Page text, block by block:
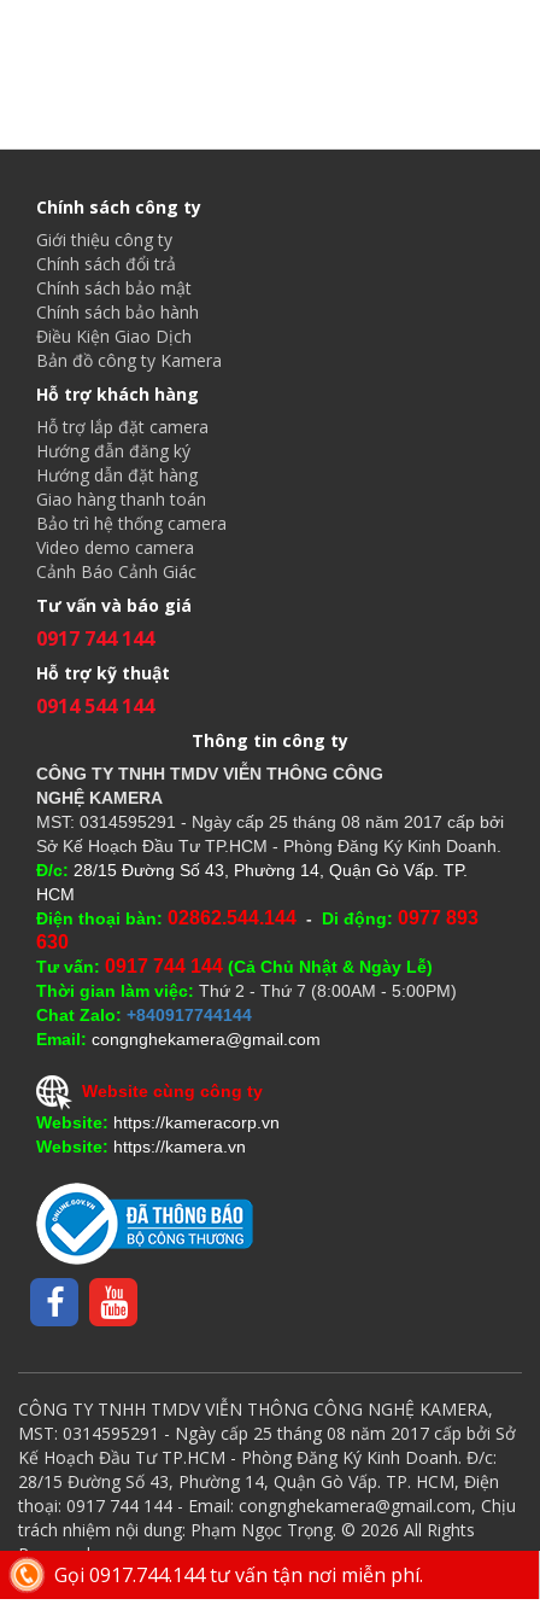
Gọi 0917.744.144 tư vấn tận nơi miễn phí.
Chính sách công ty
Giới thiệu công ty
Chính sách đổi trả
Chính sách bảo mật
Chính sách bảo hành
Điều Kiện Giao Dịch
Bản đồ công ty Kamera
Hỗ trợ khách hàng
Hỗ trợ lắp đặt camera
Hướng đẫn đăng ký
Hướng dẫn đặt hàng
Giao hàng thanh toán
Bảo trì hệ thống camera
Video demo camera
Cảnh Báo Cảnh Giác
Tư vấn và báo giá
0917 744 144
Hỗ trợ kỹ thuật
0914 544 144
Thông tin công ty
CÔNG TY TNHH TMDV VIỄN THÔNG CÔNG
NGHỆ KAMERA
MST: 0314595291 - Ngày cấp 25 tháng 08 năm 2017 cấp bởi
Sở Kế Hoạch Đầu Tư TP.HCM - Phòng Đăng Ký Kinh Doanh.
Đ/c: 28/15 Đường Số 43, Phường 14, Quận Gò Vấp. TP.
HCM
Điện thoại bàn: 02862.544.144 - Di động: 0977 893
630
Tư vấn: 0917 744 144 (Cả Chủ Nhật & Ngày Lễ)
Thời gian làm việc: Thứ 2 - Thứ 7 (8:00AM - 5:00PM)
Chat Zalo: +840917744144
Email: congnghekamera@gmail.com
Website cùng công ty
Website: https://kameracorp.vn
Website: https://kamera.vn
CÔNG TY TNHH TMDV VIỄN THÔNG CÔNG NGHỆ KAMERA,
MST: 0314595291 - Ngày cấp 25 tháng 08 năm 2017 cấp bởi Sở
Kế Hoạch Đầu Tư TP.HCM - Phòng Đăng Ký Kinh Doanh. Đ/c:
28/15 Đường Số 43, Phường 14, Quận Gò Vấp. TP. HCM, Điện
thoại: 0917 744 144 - Email: congnghekamera@gmail.com, Chịu
trách nhiệm nội dung: Phạm Ngọc Trọng. © 2026 All Rights
Reserved.